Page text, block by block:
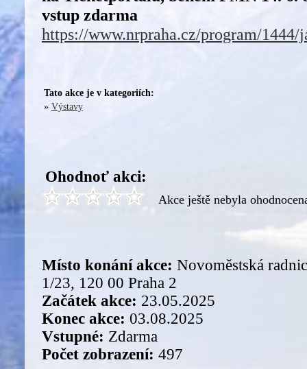
vstup zdarma
https://www.nrpraha.cz/program/1444/
Tato akce je v kategoriích:
» Výstavy
Ohodnoť akci:
Akce ještě nebyla
Místo konání akce: Novoměstská
1/23, 120 00 Praha 2
Začátek akce: 23.05.2025
Konec akce: 03.08.2025
Vstupné: Zdarma
Počet zobrazení: 497